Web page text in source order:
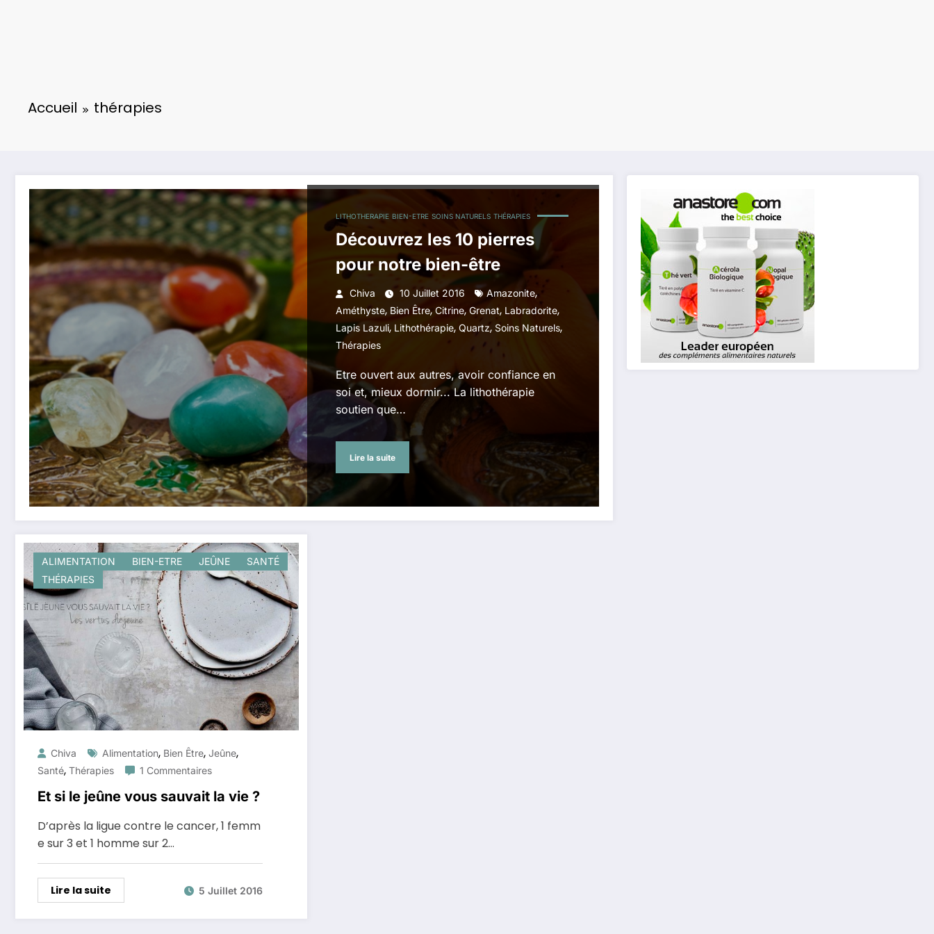
Accueil thérapies
LITHOTHERAPIE BIEN-ETRE SOINS NATURELS THÉRAPIES
Découvrez les 10 pierres
pour notre bien-être
Chiva 10 Juillet 2016 Amazonite,
Améthyste, Bien Être, Citrine, Grenat, Labradorite,
Lapis Lazuli, Lithothérapie, Quartz, Soins Naturels,
Thérapies
Etre ouvert aux autres, avoir confiance en
soi et, mieux dormir... La lithothérapie
soutien que…
Lire la suite
ALIMENTATION BIEN-ETRE JEÛNE
SANTÉ
THÉRAPIES
Chiva Alimentation, Bien Être, Jeûne,
Santé, Thérapies 1 Commentaires
Et si le jeûne vous sauvait la vie ?
D’après la ligue contre le cancer, 1 femm
e sur 3 et 1 homme sur 2…
Lire la suite 5 Juillet 2016